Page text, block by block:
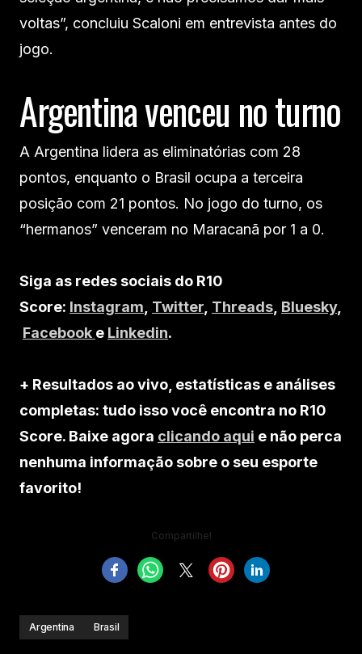
voltas”, concluiu Scaloni em entrevista antes do
jogo.
Argentina venceu no turno
A Argentina lidera as eliminatórias com 28
pontos, enquanto o Brasil ocupa a terceira
posição com 21 pontos. No jogo do turno, os
“hermanos” venceram no Maracanã por 1 a 0.
Siga as redes sociais do R10
Score: Instagram, Twitter, Threads, Bluesky,
Facebook e Linkedin.
+ Resultados ao vivo, estatísticas e análises
completas: tudo isso você encontra no R10
Score. Baixe agora clicando aqui e não perca
nenhuma informação sobre o seu esporte
favorito!
Compartilhe!
Argentina Brasil